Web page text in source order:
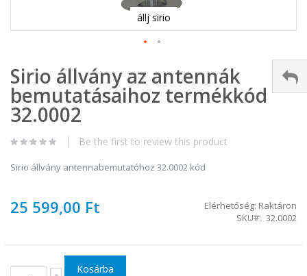
állj sirio
a
képgaléria
elejére
Sirio állvány az antennák
bemutatásaihoz termékkód
32.0002
Be the first to review this product
Sirio állvány antennabemutatóhoz 32.0002 kód
25 599,00 Ft Elérhetőség: Raktáron
SKU
32.0002
Kosárba